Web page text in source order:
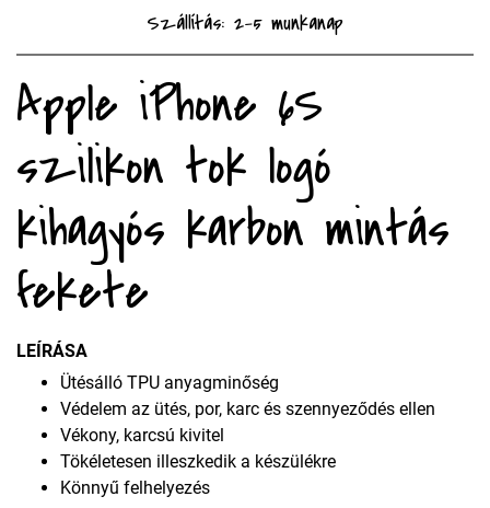
Szállítás: 2-5 munkanap
Apple iPhone 6S
szilikon tok logó
kihagyós karbon mintás
fekete
LEÍRÁSA
Ütésálló TPU anyagminőség
Védelem az ütés, por, karc és szennyeződés ellen
Vékony, karcsú kivitel
Tökéletesen illeszkedik a készülékre
Könnyű felhelyezés